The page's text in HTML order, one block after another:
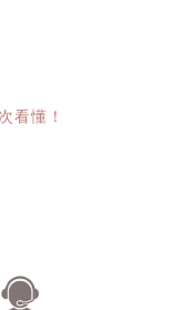
看懂！